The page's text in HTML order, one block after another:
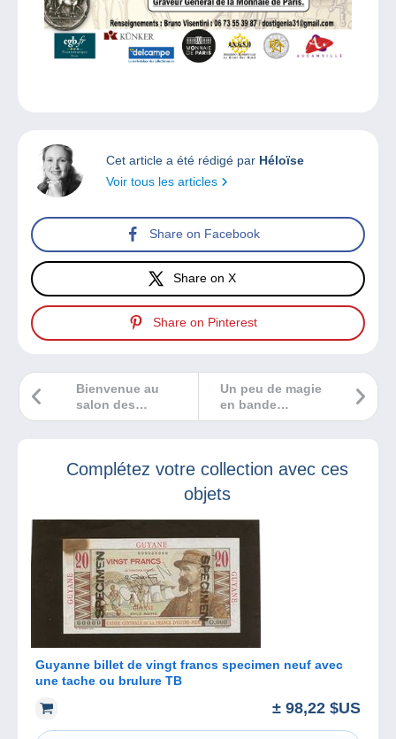
Cet article a été rédigé par Héloïse
Voir tous les articles
Share on Facebook
Share on X
Share on Pinterest
Un peu de magie
en bande
dessinée ?
Bienvenue au
salon des
collectionneurs de
Complétez votre collection avec ces
objets
Guyanne billet de vingt francs specimen neuf avec
une tache ou brulure TB
± 98,22 $US